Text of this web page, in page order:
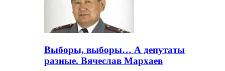
Выборы, выборы… А депутаты
разные. Вячеслав Мархаев